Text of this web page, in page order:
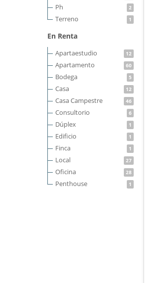
Ph 2
Terreno 1
En Renta
Apartaestudio 12
Apartamento 60
Bodega 5
Casa 12
Casa Campestre 46
Consultorio 6
Dúplex 1
Edificio 1
Finca 1
Local 27
Oficina 28
Penthouse 1